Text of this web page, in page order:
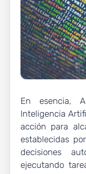
En esencia,
Inteligencia
acción para
establecidas
decisiones
ejecutando